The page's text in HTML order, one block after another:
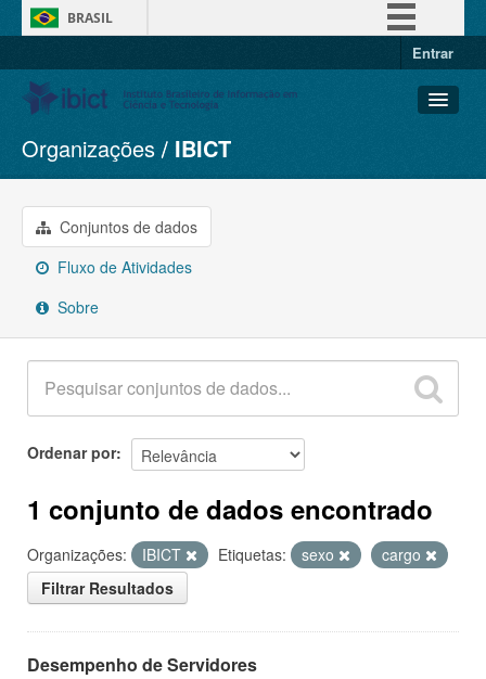
BRASIL
Entrar
Conjuntos de dados
Organizações
Grupos
Sobre
Organizações IBICT
Conjuntos de dados
Fluxo de Atividades
Sobre
Ordenar por
1 conjunto de dados encontrado
Organizações: IBICT Etiquetas: sexo
cargo
Filtrar Resultados
Desempenho de Servidores